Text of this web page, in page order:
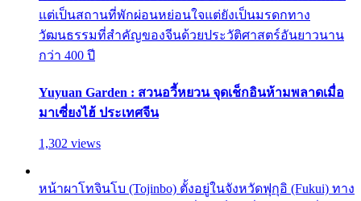
แต่เป็นสถานที่พักผ่อนหย่อนใจแต่ยังเป็นมรดกทาง
วัฒนธรรมที่สำคัญของจีนด้วยประวัติศาสตร์อันยาวนาน
กว่า 400 ปี
Yuyuan Garden : สวนอวี้หยวน จุดเช็กอินห้ามพลาดเมื่อ
มาเซี่ยงไฮ้ ประเทศจีน
1,302 views
หน้าผาโทจินโบ (Tojinbo) ตั้งอยู่ในจังหวัดฟุกุอิ (Fukui) ทาง